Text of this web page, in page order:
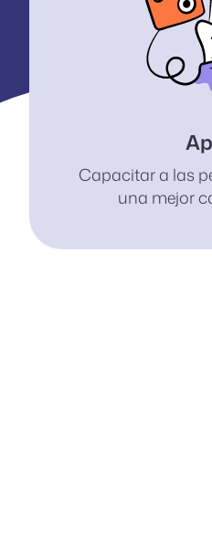
Capacitar a las
una mejor